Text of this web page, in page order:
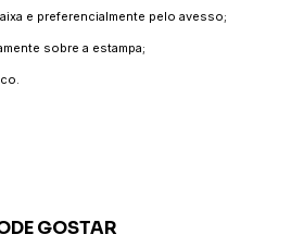
e preferencialmente pelo avesso;
sobre a estampa;
GOSTAR